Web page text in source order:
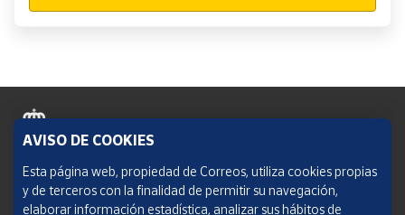
Política de cookies
Aviso legal
AVISO DE COOKIES
Esta página web, propiedad de Correos, utiliza cookies propias
y de terceros con la finalidad de permitir su navegación,
elaborar información estadística, analizar sus hábitos de